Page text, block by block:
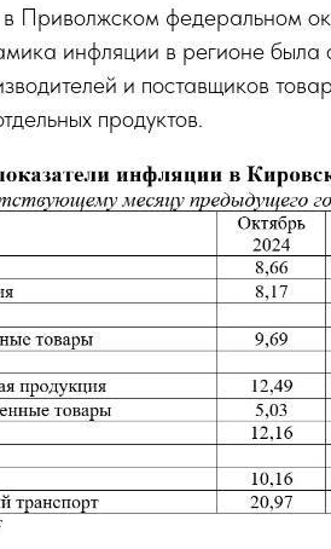
Приволжском федеральном
инфляции в регионе
и поставщиков
продуктов.